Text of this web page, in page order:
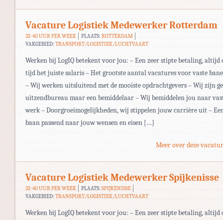
Vacature Logistiek Medewerker Rotterdam
32-40 UUR PER WEEK PLAATS: ROTTERDAM
VAKGEBIED: TRANSPORT/LOGISTIEK/LUCHTVAART
Werken bij LogIQ betekent voor jou: – Een zeer stipte betaling, altijd
tijd het juiste salaris – Het grootste aantal vacatures voor vaste
– Wij werken uitsluitend met de mooiste opdrachtgevers – Wij zijn
uitzendbureau maar een bemiddelaar – Wij bemiddelen jou naar
werk – Doorgroeimogelijkheden, wij stippelen jouw carrière uit –
baan passend naar jouw wensen en eisen […]
Meer over deze
Vacature Logistiek Medewerker Spijkenisse
32-40 UUR PER WEEK PLAATS: SPIJKENISSE
VAKGEBIED: TRANSPORT/LOGISTIEK/LUCHTVAART
Werken bij LogIQ betekent voor jou: – Een zeer stipte betaling, altijd